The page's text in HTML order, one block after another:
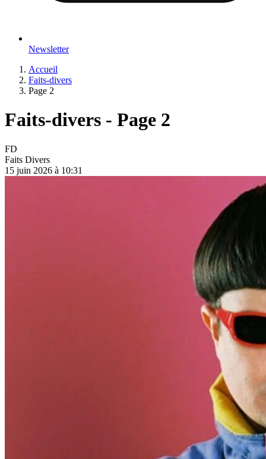
Newsletter
Accueil
Faits-divers
Page 2
Faits-divers - Page 2
FD
Faits Divers
15 juin 2026 à 10:31